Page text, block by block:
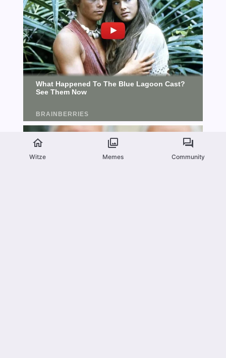
Witze Memes Community